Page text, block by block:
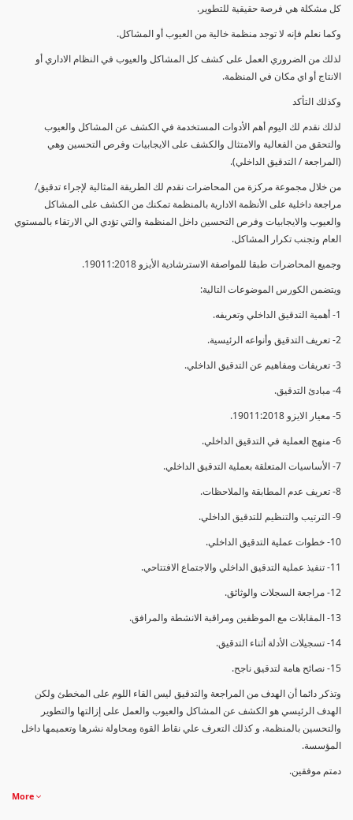
كل مشكلة هي فرصة حقيقية للتطوير.
وكما نعلم فإنه لا توجد منظمة خالية من العيوب أو المشاكل.
لذلك من الضروري العمل على كشف كل المشاكل والعيوب في النظام الاداري أو
الانتاج أو اي مكان في المنظمة.
وكذلك التأكد
لذلك نقدم لك اليوم أهم الأدوات المستخدمة في الكشف عن المشاكل والعيوب
والتحقق من الفعالية والامتثال والكشف على الايجابيات وفرص التحسين وهي
(المراجعة / التدقيق الداخلي).
من خلال مجموعة مركزة من المحاضرات نقدم لك الطريقة المثالية لإجراء تدقيق/
مراجعة داخلية على الأنظمة الادارية بالمنظمة تمكنك من الكشف على المشاكل
والعيوب والايجابيات وفرص التحسين داخل المنظمة والتي تؤدي الي الارتقاء بالمستوي
العام وتجنب تكرار المشاكل.
وجميع المحاضرات طبقا للمواصفة الاسترشادية الأيزو 19011:2018.
ويتضمن الكورس الموضوعات التالية:
1- أهمية التدقيق الداخلي وتعريفه.
2- تعريف التدقيق وأنواعه الرئيسية.
3- تعريفات ومفاهيم عن التدقيق الداخلي.
4- مبادئ التدقيق.
5- معيار الايزو 19011:2018.
6- منهج العملية في التدقيق الداخلي.
7- الأساسيات المتعلقة بعملية التدقيق الداخلي.
8- تعريف عدم المطابقة والملاحظات.
9- الترتيب والتنظيم للتدقيق الداخلي.
10- خطوات عملية التدقيق الداخلي.
11- تنفيذ عملية التدقيق الداخلي والاجتماع الافتتاحي.
12- مراجعة السجلات والوثائق.
13- المقابلات مع الموظفين ومراقبة الانشطة والمرافق.
14- تسجيلات الأدلة أثناء التدقيق.
15- نصائح هامة لتدقيق ناجح.
وتذكر دائما أن الهدف من المراجعة والتدقيق ليس القاء اللوم على المخطئ ولكن
الهدف الرئيسي هو الكشف عن المشاكل والعيوب والعمل على إزالتها والتطوير
والتحسين بالمنظمة. و كذلك التعرف علي نقاط القوة ومحاولة نشرها وتعميمها داخل
المؤسسة.
دمتم موفقين.
More